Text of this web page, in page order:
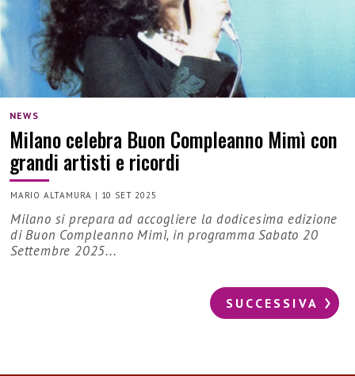
NEWS
Milano celebra Buon Compleanno Mimì con
grandi artisti e ricordi
MARIO ALTAMURA | 10 SET 2025
Milano si prepara ad accogliere la dodicesima edizione
di Buon Compleanno Mimì, in programma Sabato 20
Settembre 2025...
SUCCESSIVA